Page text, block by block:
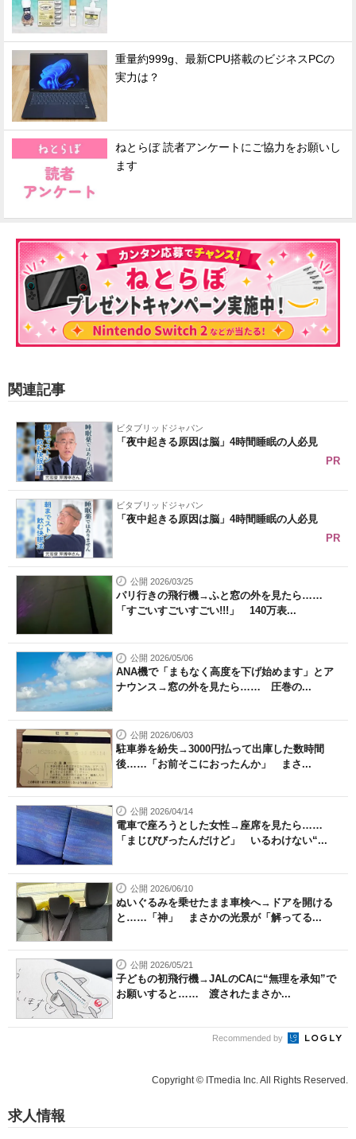
重量約999g、最新CPU搭載のビジネスPCの
実力は？
ねとらぼ 読者アンケートにご協力をお願いし
ます
関連記事
ビタブリッドジャパン
「夜中起きる原因は脳」4時間睡眠の人必見
PR
ビタブリッドジャパン
「夜中起きる原因は脳」4時間睡眠の人必見
PR
公開 2026/03/25
パリ行きの飛行機→ふと窓の外を見たら……
「すごいすごいすごい!!!」 140万表...
公開 2026/05/06
ANA機で「まもなく高度を下げ始めます」とア
ナウンス→窓の外を見たら…… 圧巻の...
公開 2026/06/03
駐車券を紛失→3000円払って出庫した数時間
後……「お前そこにおったんか」 まさ...
公開 2026/04/14
電車で座ろうとした女性→座席を見たら……
「まじびびったんだけど」 いるわけない“...
公開 2026/06/10
ぬいぐるみを乗せたまま車検へ→ドアを開ける
と……「神」 まさかの光景が「解ってる...
公開 2026/05/21
子どもの初飛行機→JALのCAに“無理を承知”で
お願いすると…… 渡されたまさか...
Recommended by
Copyright © ITmedia Inc. All Rights Reserved.
求人情報